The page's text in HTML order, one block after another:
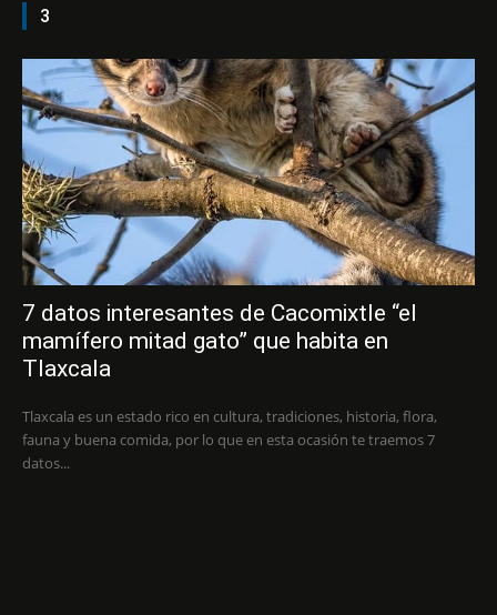
3
7 datos interesantes de Cacomixtle “el
mamífero mitad gato” que habita en
Tlaxcala
Tlaxcala es un estado rico en cultura, tradiciones, historia, flora,
fauna y buena comida, por lo que en esta ocasión te traemos 7
datos...